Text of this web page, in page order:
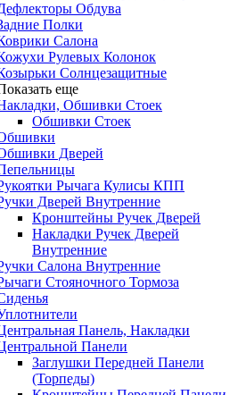
Обдува
Полки
Салона
Рулевых Колонок
Солнцезащитные
еще
Обшивки Стоек
Обшивки Стоек
Дверей
Рычага Кулисы КПП
Дверей Внутренние
Кронштейны Ручек Дверей
Накладки Ручек Дверей
Внутренние
Салона Внутренние
Стояночного Тормоза
Панель, Накладки
Панели
Заглушки Передней Панели
(Торпеды)